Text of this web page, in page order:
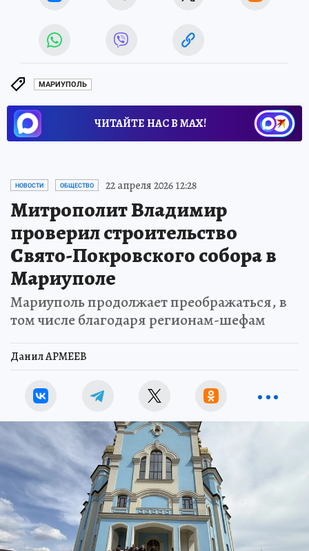
МАРИУПОЛЬ
ЧИТАЙТЕ НАС В МАХ!
НОВОСТИ ОБЩЕСТВО 22 апреля 2026 12:28
Митрополит Владимир
проверил строительство
Свято-Покровского собора в
Мариуполе
Мариуполь продолжает преображаться, в
том числе благодаря регионам-шефам
Данил АРМЕЕВ